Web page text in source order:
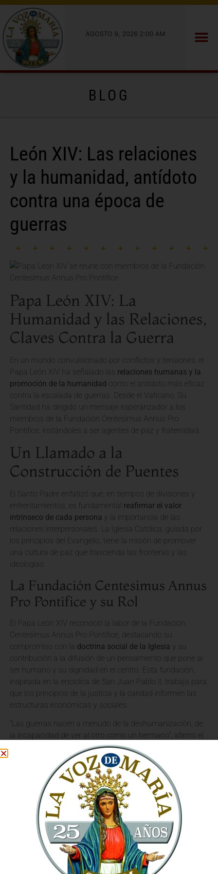
AGOSTO 9, 2026 2:00 AM
BLOG
León XIV: Las relaciones
y la humanidad, antídoto
contra una época de
guerras
Papa León XIV: La
Humanidad y las Relaciones,
Claves Contra la Guerra
En un mundo convulsionado por conflictos y tensiones, el
Papa León XIV ha señalado las relaciones humanas y la
promoción de la humanidad como el antídoto más eficaz
contra la escalada de guerras. Desde el Vaticano, Su
Santidad ha dirigido un mensaje esperanzador a los
miembros de la Fundación Centesimus Annus Pro
Pontifice, instándoles a ser agentes de paz y fraternidad.
Un Llamado a la
Construcción de Puentes
El Santo Padre enfatizó que, en tiempos de divisiones y
enfrentamientos, es fundamental reafirmar el valor
intrínseco de cada persona y la importancia de las
relaciones interpersonales. La Iglesia Católica, guiada por
los principios del Evangelio, tiene la misión de promover
una cultura de paz que trascienda las fronteras y las
ideologías.
La Fundación Centesimus Annus
Pro Pontifice y su Rol
El Papa León XIV reconoció la labor de la Fundación
Centesimus Annus Pro Pontifice, destacando su
compromiso con la doctrina social de la Iglesia y su
contribución a la difusión de un pensamiento que pone al
ser humano y su dignidad en el centro. Esta fundación,
inspirada en la encíclica de San Juan Pablo II, trabaja para
que los principios de la justicia y la caridad informen las
estructuras económicas y sociales.
“Las guerras nacen a menudo de la deshumanización, de
la incapacidad de ver al otro como un hermano”, afirmó el
Papa, subrayando la necesidad defomentar la empatía y
la comprensión mutua. La promoción de la humanidad
implica reconocer la dignidad de todos, especialmente de
los más vulnerables, y trabajar por un mundo donde la
solidaridad sea la norma.
La Fe como Fundamento de
la Paz
Su Santidad recordó que lafe cristiana ofrece el
fundamento más sólidopara la construcción de la paz. El